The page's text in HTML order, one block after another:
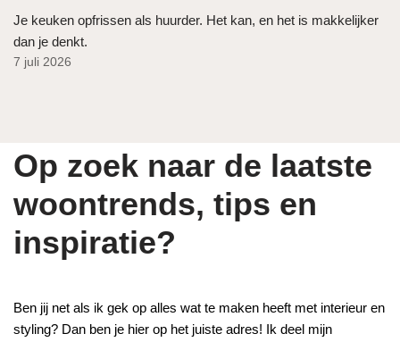
Je keuken opfrissen als huurder. Het kan, en het is makkelijker
dan je denkt.
7 juli 2026
Op zoek naar de laatste
woontrends, tips en
inspiratie?
Ben jij net als ik gek op alles wat te maken heeft met interieur en
styling? Dan ben je hier op het juiste adres! Ik deel mijn